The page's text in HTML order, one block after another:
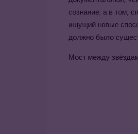
сознание, а в том,
ищущий новые
должно было
Мост между